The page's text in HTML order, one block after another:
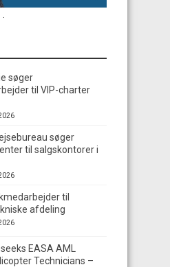
søger
til VIP-charter
søger
til salgskontorer i
til
afdeling
EASA AML
Technicians –